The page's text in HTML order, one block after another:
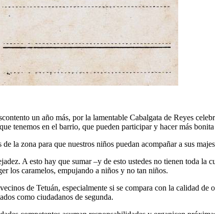
un año más, por la lamentable Cabalgata de Reyes
tenemos en el barrio, que pueden participar y hacer más
la zona para que nuestros niños puedan acompañar a sus
A esto hay que sumar –y de esto ustedes no tienen toda
los caramelos, empujando a niños y no tan niños.
de Tetuán, especialmente si se compara con la calidad
como ciudadanos de segunda.